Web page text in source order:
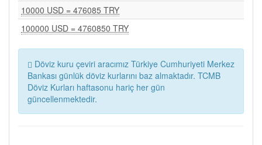
10000 USD = 476085 TRY
100000 USD = 4760850 TRY
Döviz kuru çeviri aracımız Türkiye Cumhuriyeti Merkez
Bankası günlük döviz kurlarını baz almaktadır. TCMB
Döviz Kurları haftasonu hariç her gün
güncellenmektedir.